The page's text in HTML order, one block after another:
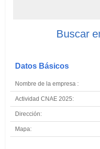
Buscar
Datos Básicos
Nombre de la empresa :
Actividad CNAE 2025:
Dirección:
Mapa: